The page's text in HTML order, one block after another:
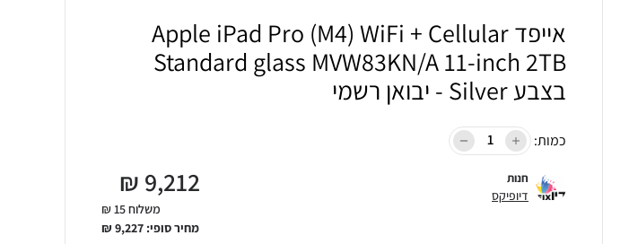
אייפד Apple iPad Pro (M4) WiFi + Cellular
Standard glass MVW83KN/A 11-inch 2TB
בצבע Silver - יבואן רשמי
כמות:
חנות
דיופיקס 9,212
₪
משלוח 15 ₪
מחיר סופי: 9,227
₪